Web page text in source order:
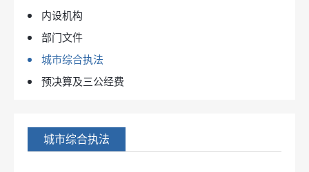
内设机构
部门文件
城市综合执法
预决算及三公经费
城市综合执法